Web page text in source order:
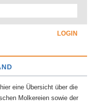
eine Übersicht über die
Molkereien sowie der